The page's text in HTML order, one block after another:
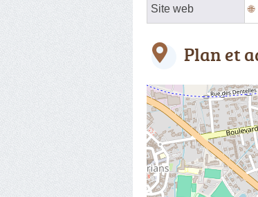
Site web
Plan et